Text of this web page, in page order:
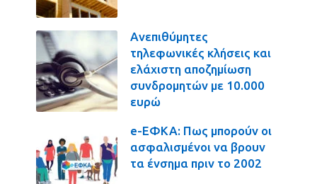
Ανεπιθύμητες
τηλεφωνικές κλήσεις και
ελάχιστη αποζημίωση
συνδρομητών με 10.000
ευρώ
e-ΕΦΚΑ: Πως μπορούν οι
ασφαλισμένοι να βρουν
τα ένσημα πριν το 2002